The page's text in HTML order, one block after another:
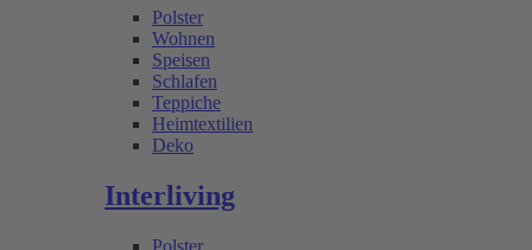
Polster
Wohnen
Speisen
Schlafen
Teppiche
Heimtextilien
Deko
Interliving
Polster